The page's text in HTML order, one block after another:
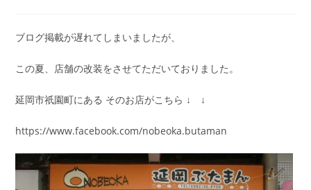
ブログ掲載が遅れてしまいましたが、
この夏、店舗の改装をさせてただいておりました。
延岡市祇園町にある そのお店がこちら ↓ ↓
https://www.facebook.com/nobeoka.butaman